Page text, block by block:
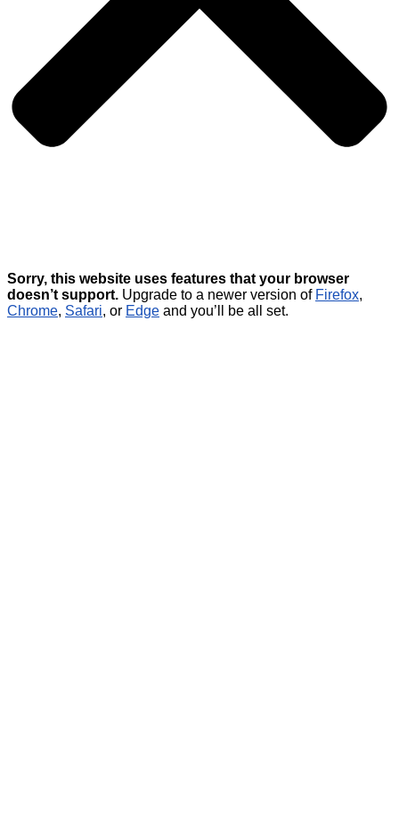
Sorry, this website uses features that your browser
doesn’t support. Upgrade to a newer version of Firefox,
Chrome, Safari, or Edge and you’ll be all set.